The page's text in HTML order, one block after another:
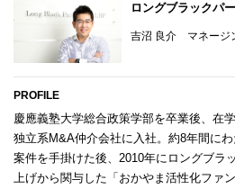
ロングブラックパ
吉沼 良介 マネージ
PROFILE
慶應義塾大学総合政策学部を卒業後、在
独立系M&A仲介会社に入社。約8年間に
案件を手掛けた後、2010年にロングブラ
上げから関与した「おかやま活性化ファ